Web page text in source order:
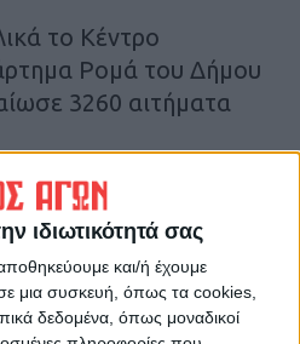
ιδιωτικότητά σας
και/ή έχουμε
μια συσκευή, όπως τα cookies,
δεδομένα, όπως μοναδικοί
το Κέντρο
Ρομά του Δήμου
3260 αιτήματα
διεκπεραίωσε2278
οποίων τα 1053
τα 1225 γυναίκες,